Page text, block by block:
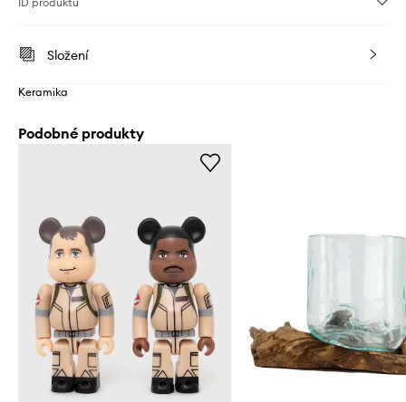
Složení
Keramika
Podobné produkty